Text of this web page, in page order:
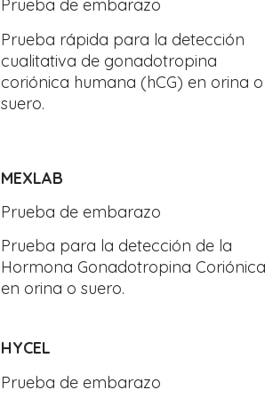
Prueba de embarazo
Prueba rápida para la detección
cualitativa de gonadotropina
coriónica humana (hCG) en orina o
suero.
MEXLAB
Prueba de embarazo
Prueba para la detección de la
Hormona Gonadotropina
en orina o suero.
HYCEL
Prueba de embarazo